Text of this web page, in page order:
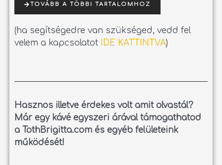
TOVÁBB A TÖBBI TARTALOMHOZ
(ha segítségedre van szükséged, vedd fel
velem a kapcsolatot IDE KATTINTVA)
Hasznos illetve érdekes volt amit olvastál?
Már egy kávé egyszeri árával támogathatod
a TothBrigitta.com és egyéb felületeink
működését!